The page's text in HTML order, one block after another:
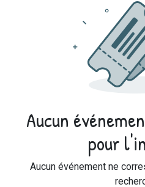
Aucun
pour
Aucun événement ne